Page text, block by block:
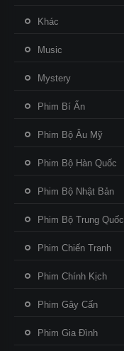
Khác
Music
Mystery
Phim Bí Ẩn
Phim Bộ Âu Mỹ
Phim Bộ Hàn Quốc
Phim Bộ Nhật Bản
Phim Bộ Trung Quốc
Phim Chiến Tranh
Phim Chính Kịch
Phim Gây Cấn
Phim Gia Đình